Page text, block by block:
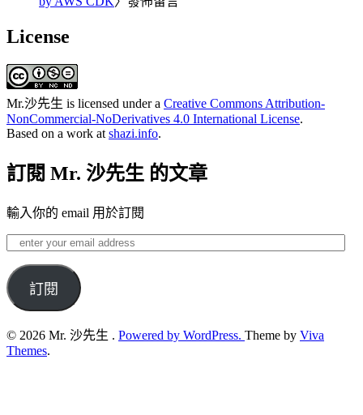
License
Mr.沙先生 is licensed under a Creative Commons Attribution-
NonCommercial-NoDerivatives 4.0 International License.
Based on a work at shazi.info.
訂閱 Mr. 沙先生 的文章
輸入你的 email 用於訂閱
enter
your
email
address訂閱
© 2026 Mr. 沙先生 . Powered by WordPress. Theme by Viva
Themes.